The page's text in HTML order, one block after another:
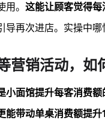
。 这能让顾客觉得
导再次进店。实操中
营销活动，如
小面馆提升每客消费额
能带动单桌消费额提